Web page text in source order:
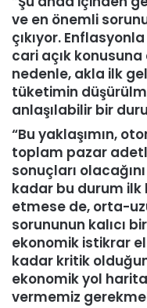
ve en önemli
çıkıyor.
cari açık
nedenle, akla ilk
tüketimin
anlaşılabilir bir
“Bu yaklaşımın,
toplam pazar
sonuçları
kadar bu durum ilk
etmese de, orta-
sorununun kalıcı
ekonomik istikrar
kadar kritik
ekonomik yol
vermemiz